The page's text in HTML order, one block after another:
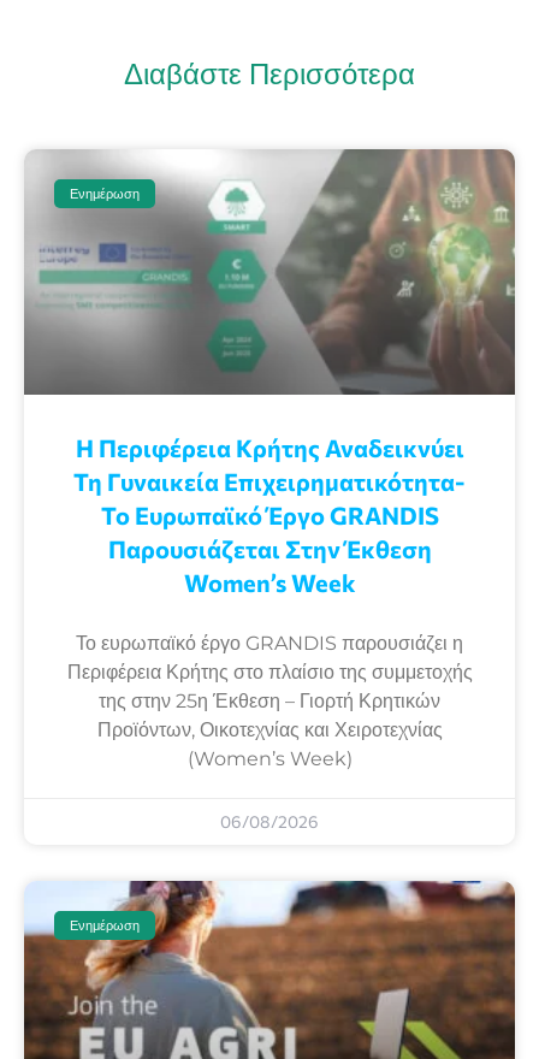
Διαβάστε Περισσότερα
Ενημέρωση
Η Περιφέρεια Κρήτης Αναδεικνύει
Τη Γυναικεία Επιχειρηματικότητα-
Το Ευρωπαϊκό Έργο GRANDIS
Παρουσιάζεται Στην Έκθεση
Women’s Week
Το ευρωπαϊκό έργο GRANDIS παρουσιάζει η
Περιφέρεια Κρήτης στο πλαίσιο της συμμετοχής
της στην 25η Έκθεση – Γιορτή Κρητικών
Προϊόντων, Οικοτεχνίας και Χειροτεχνίας
(Women’s Week)
06/08/2026
Ενημέρωση